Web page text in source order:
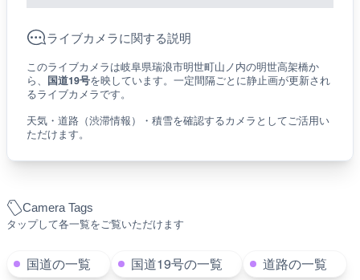
Camera Tags
タップして各一覧をご覧いただけます
国道の一覧 国道19号の一覧 道路の一覧
ライブカメラに関する説明
このライブカメラは岐阜県瑞浪市明世町山ノ内の明世高架橋か
ら、 国道19号を映しています。一定間隔ごとに静止画が更新され
るライブカメラです。
天気・道路（渋滞情報）・積雪を確認するカメラとしてご活用い
ただけます。